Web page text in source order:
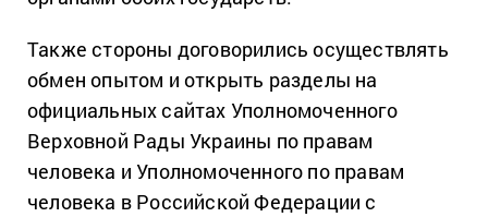
Также стороны договорились осуществлять
обмен опытом и открыть разделы на
официальных сайтах Уполномоченного
Верховной Рады Украины по правам
человека и Уполномоченного по правам
человека в Российской Федерации с